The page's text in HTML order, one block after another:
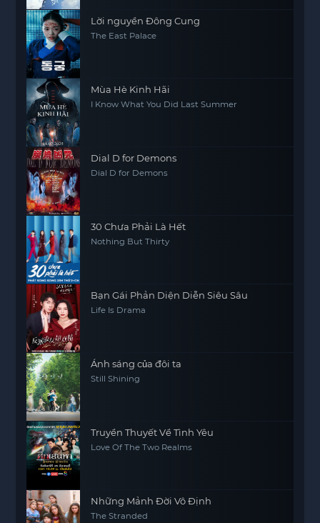
Lời nguyền Đông Cung
The East Palace
Mùa Hè Kinh Hãi
I Know What You Did Last Summer
Dial D for Demons
Dial D for Demons
30 Chưa Phải Là Hết
Nothing But Thirty
Bạn Gái Phản Diện Diễn Siêu Sâu
Life Is Drama
Ánh sáng của đôi ta
Still Shining
Truyền Thuyết Về Tình Yêu
Love Of The Two Realms
Những Mảnh Đời Vô Định
The Stranded